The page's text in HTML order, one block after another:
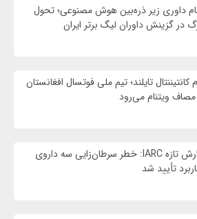
داوری زیر ذره‌بین هوش مصنوعی؛ تحول
در گزینش داوران لیگ برتر ایران
کانتیننتال تایلند؛ تیم ملی فوتسال افغانستان
مصاف ویتنام می‌رود
گزارش تازه IARC: خطر سرطان‌زایی سه داروی
تأیید شد